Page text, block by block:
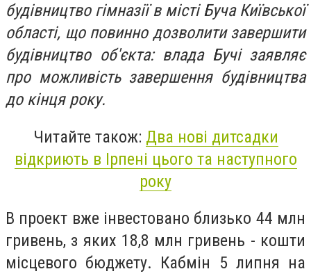
будівництво гімназії в місті Буча Київської
області, що повинно дозволити завершити
будівництво об'єкта: влада Бучі заявляє
про можливість завершення будівництва
до кінця року.
Читайте також: Два нові дитсадки
відкриють в Ірпені цього та наступного
року
В проект вже інвестовано близько 44 млн
гривень, з яких 18,8 млн гривень - кошти
місцевого бюджету. Кабмін 5 липня на